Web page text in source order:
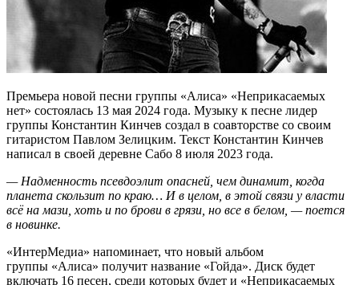
Премьера новой песни группы «Алиса» «Неприкасаемых
нет» состоялась 13 мая 2024 года. Музыку к песне лидер
группы Константин Кинчев создал в соавторстве со своим
гитаристом Павлом Зелицким. Текст Константин Кинчев
написал в своей деревне Сабо 8 июля 2023 года.
— Надменность псевдоэлит опасней, чем динамит, когда
планета скользит по краю… И в целом, в этой связи у власти
всё на мази, хоть и по брови в грязи, но все в белом, — поется
в новинке.
«ИнтерМедиа» напоминает, что новый альбом
группы «Алиса» получит название «Гойда». Диск будет
включать 16 песен, среди которых будет и «Неприкасаемых